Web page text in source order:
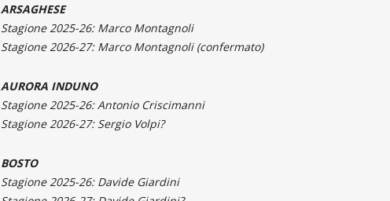
ARSAGHESE
Stagione 2025-26: Marco Montagnoli
Stagione 2026-27: Marco Montagnoli (confermato)
AURORA INDUNO
Stagione 2025-26: Antonio Criscimanni
Stagione 2026-27: Sergio Volpi?
BOSTO
Stagione 2025-26: Davide Giardini